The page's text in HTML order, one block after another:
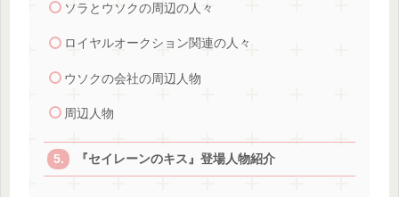
ソラとウソクの周辺の人々
ロイヤルオークション関連の人々
ウソクの会社の周辺人物
周辺人物
『セイレーンのキス』登場人物紹介